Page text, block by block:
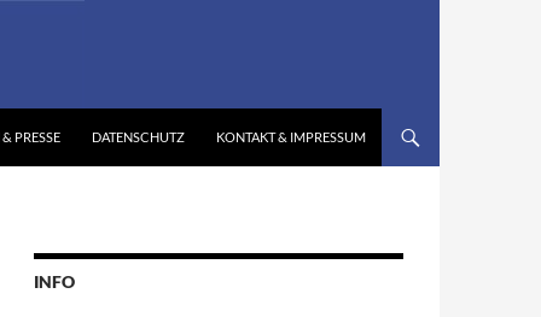
PRESSE DATENSCHUTZ KONTAKT & IMPRESSUM
INFO